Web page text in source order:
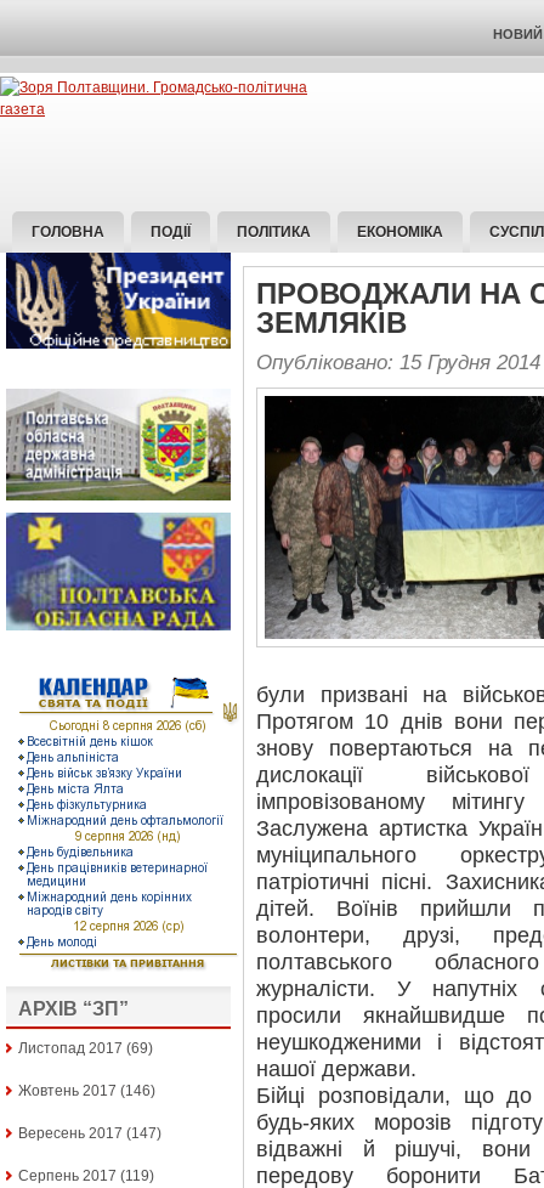
НОВИЙ
ГОЛОВНА ПОДІЇ ПОЛІТИКА ЕКОНОМІКА
АРХІВ “ЗП”
Листопад 2017 (69)
Жовтень 2017 (146)
Вересень 2017 (147)
Серпень 2017 (119)
ПРОВОДЖАЛИ НА
ЗЕМЛЯКІВ
Опубліковано: 15 Грудня 2014
були призвані на
Протягом 10 днів вони
знову повертаються на
дислокації
імпровізованому
Заслужена артистка
муніципального
патріотичні пісні.
дітей. Воїнів прийшли
волонтери, друзі,
полтавського
журналісти. У напутніх
просили якнайшвидше
неушкодженими і
нашої держави.
Бійці розповідали, що
будь-яких морозів
відважні й рішучі,
передову боронити